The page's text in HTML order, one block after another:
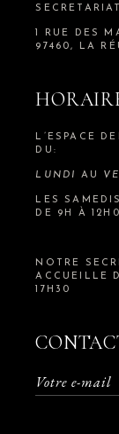
1 RUE DES
97460, LA
L’ESPACE
DU:
LUNDI AU
LES
DE 9H À
NOTRE
ACCUEILLE
17H30